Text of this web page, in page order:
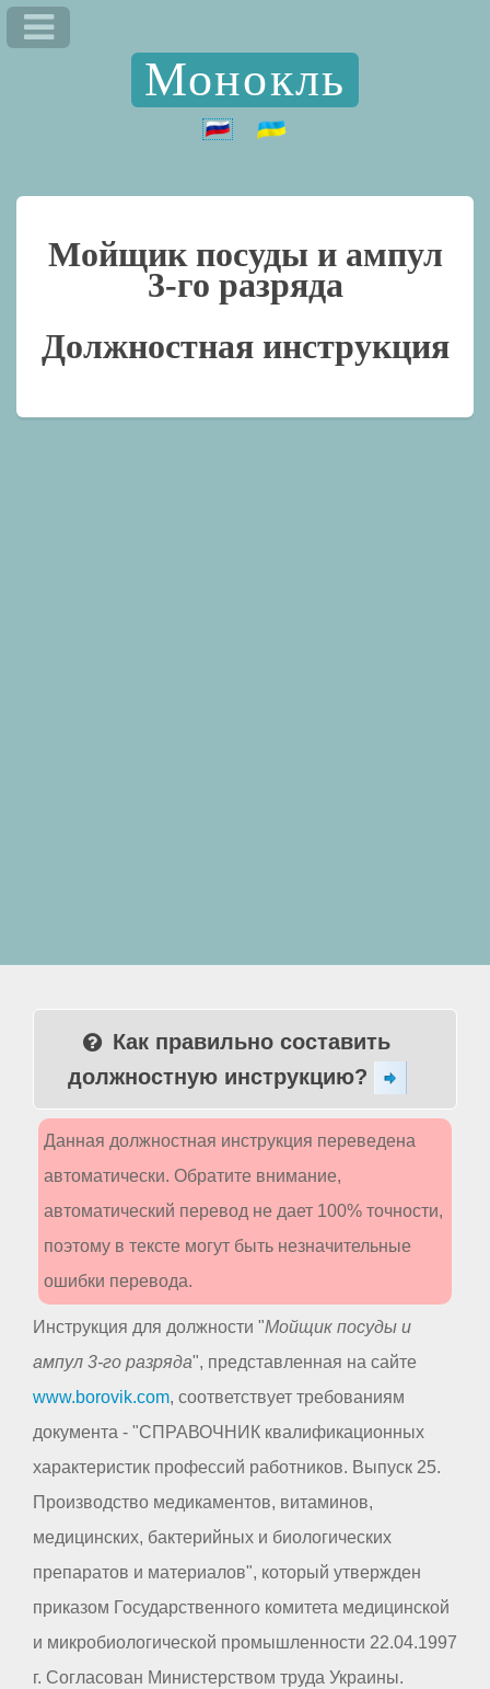
Монокль
Мойщик посуды и ампул
3-го разряда
Должностная инструкция
Как правильно составить
должностную инструкцию?
Данная должностная инструкция переведена
автоматически. Обратите внимание,
автоматический перевод не дает 100% точности,
поэтому в тексте могут быть незначительные
ошибки перевода.
Инструкция для должности "Мойщик посуды и
ампул 3-го разряда", представленная на сайте
www.borovik.com, соответствует требованиям
документа - "СПРАВОЧНИК квалификационных
характеристик профессий работников. Выпуск 25.
Производство медикаментов, витаминов,
медицинских, бактерийных и биологических
препаратов и материалов", который утвержден
приказом Государственного комитета медицинской
и микробиологической промышленности 22.04.1997
г. Согласован Министерством труда Украины.